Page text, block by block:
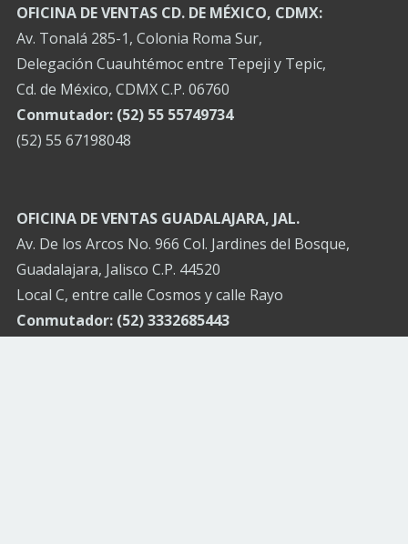
OFICINA DE VENTAS CD. DE MÉXICO, CDMX:
Av. Tonalá 285-1, Colonia Roma Sur,
Delegación Cuauhtémoc entre Tepeji y Tepic,
Cd. de México, CDMX C.P. 06760
Conmutador: (52) 55 55749734
(52) 55 67198048
OFICINA DE VENTAS GUADALAJARA, JAL.
Av. De los Arcos No. 966 Col. Jardines del Bosque,
Guadalajara, Jalisco C.P. 44520
Local C, entre calle Cosmos y calle Rayo
Conmutador: (52) 3332685443